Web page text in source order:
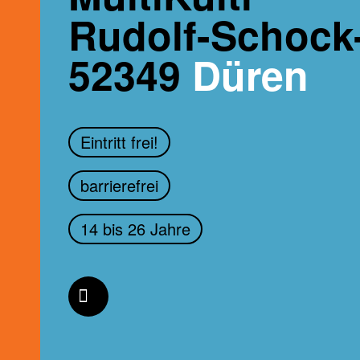
Rudolf-
52349 Düren
Eintritt frei!
barrierefrei
14 bis 26 Jahre